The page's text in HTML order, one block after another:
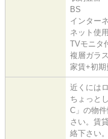
BS
インター
ネット使
TVモニタ
複層ガラス
家賃+初
近くには
ちょっと
C」の物
さい。賃
絡下さい